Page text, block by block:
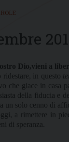
Dio,vieni a
ridestare, in questo
che giace in casa
della fiducia e
un solo cenno di
a rimettere in
di speranza.